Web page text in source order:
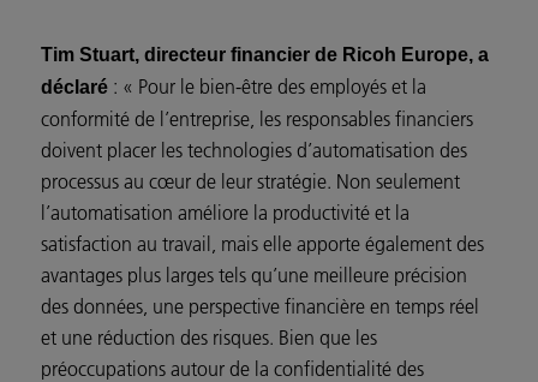
Tim Stuart, directeur financier de Ricoh Europe, a
déclaré : « Pour le bien-être des employés et la
conformité de l’entreprise, les responsables financiers
doivent placer les technologies d’automatisation des
processus au cœur de leur stratégie. Non seulement
l’automatisation améliore la productivité et la
satisfaction au travail, mais elle apporte également des
avantages plus larges tels qu’une meilleure précision
des données, une perspective financière en temps réel
et une réduction des risques. Bien que les
préoccupations autour de la confidentialité des